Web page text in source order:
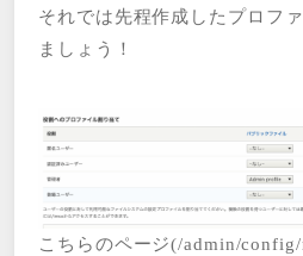
それでは先程作成したプロフ
ましょう！
こちらのページ(/admin/